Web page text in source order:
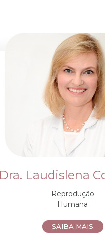
Dra. Laudislena
Reprodução
Humana
SAIBA MAIS